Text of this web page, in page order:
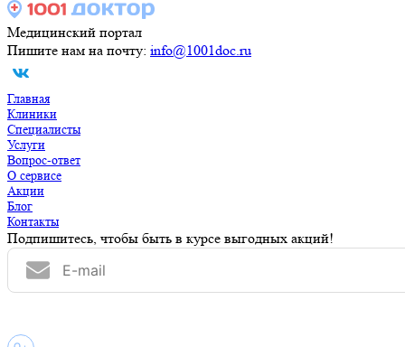
Медицинский портал
Пишите нам на почту: info@1001doc.ru
Главная
Клиники
Специалисты
Услуги
Вопрос-ответ
О сервисе
Акции
Блог
Контакты
Подпишитесь, чтобы быть в курсе выгодных акций!